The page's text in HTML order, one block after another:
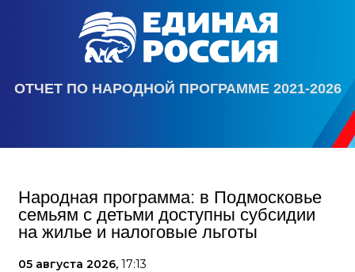
ОТЧЕТ ПО НАРОДНОЙ ПРОГРАММЕ 2021-2026
Народная программа: в Подмосковье
семьям с детьми доступны субсидии
на жилье и налоговые льготы
05 августа 2026, 17:13